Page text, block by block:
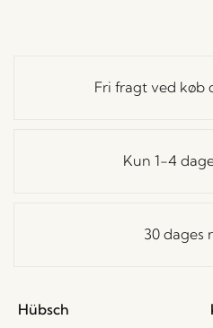
Fri fragt ved køb
Kun 1-4
30 dages
Hübsch